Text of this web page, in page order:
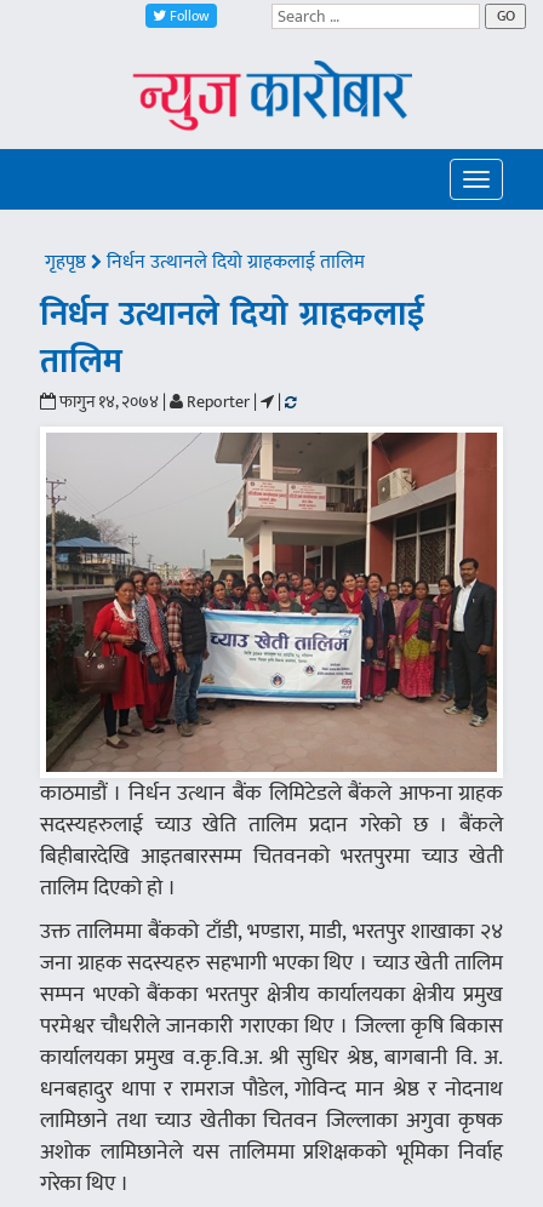
Follow GO
Toggle
गृहपृष्ठ निर्धन उत्थानले दियो ग्राहकलाई तालिम
निर्धन उत्थानले दियो ग्राहकलाई
तालिम
फागुन १४, २०७४ | Reporter | |
काठमाडौं । निर्धन उत्थान बैंक लिमिटेडले बैंकले आफना ग्राहक
सदस्यहरुलाई च्याउ खेति तालिम प्रदान गरेको छ । बैंकले
बिहीबारदेखि आइतबारसम्म चितवनको भरतपुरमा च्याउ खेती
तालिम दिएको हो ।
उक्त तालिममा बैंकको टाँडी, भण्डारा, माडी, भरतपुर शाखाका २४
जना ग्राहक सदस्यहरु सहभागी भएका थिए । च्याउ खेती तालिम
सम्पन भएको बैंकका भरतपुर क्षेत्रीय कार्यालयका क्षेत्रीय प्रमुख
परमेश्वर चौधरीले जानकारी गराएका थिए । जिल्ला कृषि बिकास
कार्यालयका प्रमुख व.कृ.वि.अ. श्री सुधिर श्रेष्ठ, बागबानी वि. अ.
धनबहादुर थापा र रामराज पौडेल, गोविन्द मान श्रेष्ठ र नोदनाथ
लामिछाने तथा च्याउ खेतीका चितवन जिल्लाका अगुवा कृषक
अशोक लामिछानेले यस तालिममा प्रशिक्षकको भूमिका निर्वाह
गरेका थिए ।